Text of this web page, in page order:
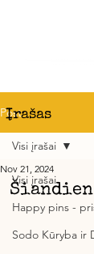
Post
Visi įrašai
Happy pins -
Sodo Kūryba ir
Visi įrašai
Šiandien
Nov 21, 2024
Įrašas